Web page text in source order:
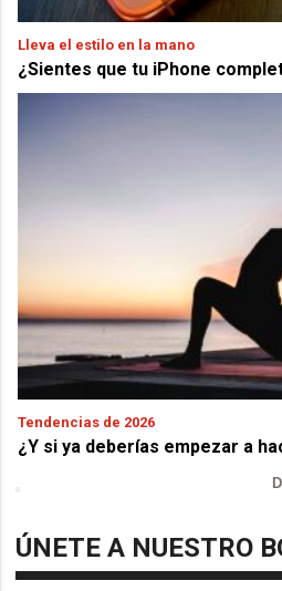
Lleva el estilo en la mano
¿Sientes que tu iPhone
Tendencias de 2026
¿Y si ya deberías empezar a
ÚNETE A NUESTRO